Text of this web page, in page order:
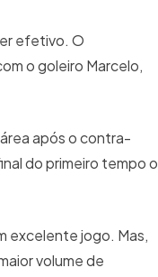
efetivo. O
o goleiro Marcelo,
após o contra-
do primeiro tempo o
excelente jogo. Mas,
volume de